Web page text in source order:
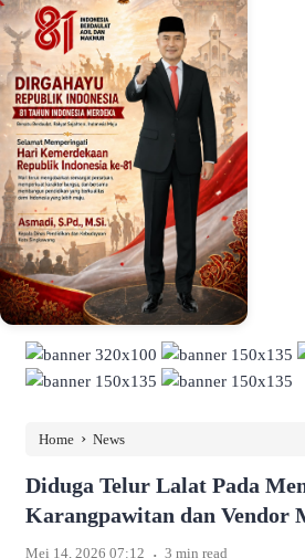
Home › News
Diduga Telur Lalat Pada
Karangpawitan dan Vendor
Mei 14, 2026 07:12 . 3 min read